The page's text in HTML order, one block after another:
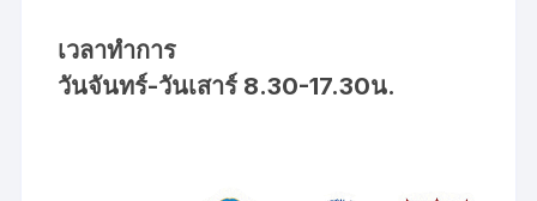
เวลาทำการ
วันจันทร์-วันเสาร์ 8.30-17.30น.